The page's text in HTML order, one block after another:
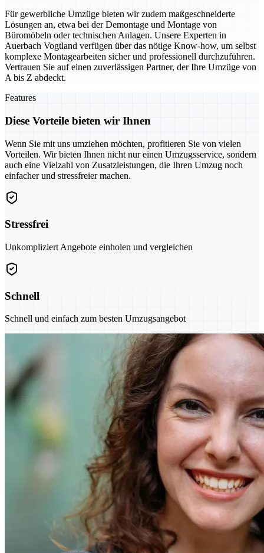
Für gewerbliche Umzüge bieten wir zudem maßgeschneiderte
Lösungen an, etwa bei der Demontage und Montage von
Büromöbeln oder technischen Anlagen. Unsere Experten in
Auerbach Vogtland verfügen über das nötige Know-how, um selbst
komplexe Montagearbeiten sicher und professionell durchzuführen.
Vertrauen Sie auf einen zuverlässigen Partner, der Ihre Umzüge von
A bis Z abdeckt.
Features
Diese Vorteile bieten wir Ihnen
Wenn Sie mit uns umziehen möchten, profitieren Sie von vielen
Vorteilen. Wir bieten Ihnen nicht nur einen Umzugsservice, sondern
auch eine Vielzahl von Zusatzleistungen, die Ihren Umzug noch
einfacher und stressfreier machen.
Stressfrei
Unkompliziert Angebote einholen und vergleichen
Schnell
Schnell und einfach zum besten Umzugsangebot